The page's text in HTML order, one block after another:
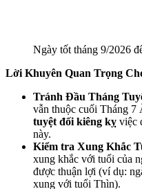
Ngày tốt tháng 9/2026
Lời Khuyên Quan Trọng
Tránh Đầu Tháng
vẫn thuộc cuối Tháng 7
tuyệt đối kiêng kỵ việc
này.
Kiểm tra Xung Khắc
xung khắc với tuổi của
được thuận lợi (ví dụ:
xung với tuổi Thìn).